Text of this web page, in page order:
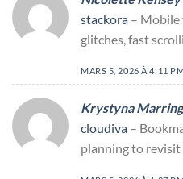
stackora – Mobile
glitches, fast
MARS 5, 2026 À 4:11
Krystyna
cloudiva –
planning to